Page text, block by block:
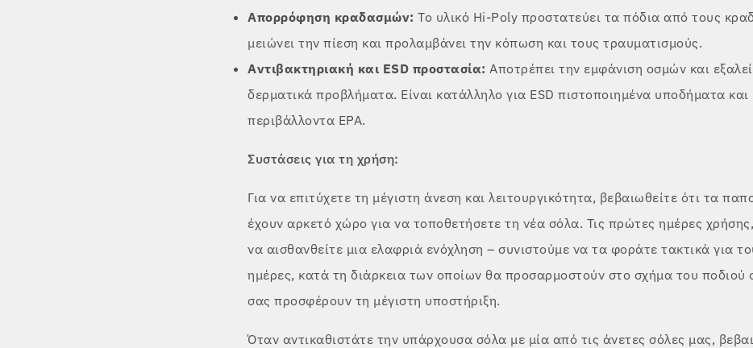
Απορρόφηση κραδασμών: Το υλικό Hi-Poly προστατεύει τα πόδια από τους
μειώνει την πίεση και προλαμβάνει την κόπωση και τους τραυματισμούς.
Αντιβακτηριακή και ESD προστασία: Αποτρέπει την εμφάνιση οσμών και
δερματικά προβλήματα. Είναι κατάλληλο για ESD πιστοποιημένα υποδήματα και
περιβάλλοντα EPA.
Συστάσεις για τη χρήση:
Για να επιτύχετε τη μέγιστη άνεση και λειτουργικότητα, βεβαιωθείτε ότι τα
έχουν αρκετό χώρο για να τοποθετήσετε τη νέα σόλα. Τις πρώτες ημέρες χρήσης,
να αισθανθείτε μια ελαφριά ενόχληση – συνιστούμε να τα φοράτε τακτικά για
ημέρες, κατά τη διάρκεια των οποίων θα προσαρμοστούν στο σχήμα του ποδιού
σας προσφέρουν τη μέγιστη υποστήριξη.
Όταν αντικαθιστάτε την υπάρχουσα σόλα με μία από τις άνετες σόλες μας,